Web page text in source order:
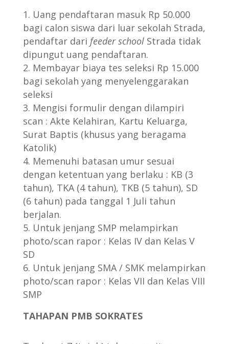
Uang pendaftaran masuk Rp 50.000
bagi calon siswa dari luar sekolah Strada,
pendaftar dari feeder school Strada tidak
dipungut uang pendaftaran.
Membayar biaya tes seleksi Rp 15.000
bagi sekolah yang menyelenggarakan
seleksi
Mengisi formulir dengan dilampiri
scan : Akte Kelahiran, Kartu Keluarga,
Surat Baptis (khusus yang beragama
Katolik)
Memenuhi batasan umur sesuai
dengan ketentuan yang berlaku : KB (3
tahun), TKA (4 tahun), TKB (5 tahun), SD
(6 tahun) pada tanggal 1 Juli tahun
berjalan.
Untuk jenjang SMP melampirkan
photo/scan rapor : Kelas IV dan Kelas V
SD
Untuk jenjang SMA / SMK melampirkan
photo/scan rapor : Kelas VII dan Kelas VIII
SMP
TAHAPAN PMB SOKRATES